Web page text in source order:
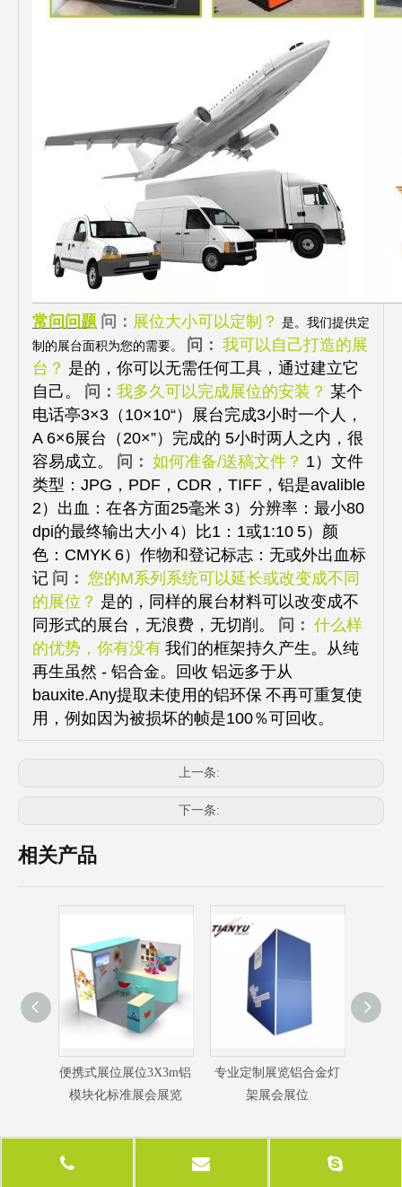
常问问题 问： 展位大小可以定制？ 是。我们提供定
制的展台面积为您的需要。
问： 我可以自己打造的展
台？ 是的，你可以无需任何工具，通过建立它
自己。
问： 我多久可以完成展位的安装？ 某个
电话亭3×3（10×10“）展台完成3小时一个人，
A 6×6展台（20×”）完成的 5小时两人之内，很
容易成立。
问： 如何准备/送稿文件？ 1）文件
类型：JPG，PDF，CDR，TIFF，铝是avalible
2）出血：在各方面25毫米 3）分辨率：最小80
dpi的最终输出大小 4）比1：1或1:10 5）颜
色：CMYK 6）作物和登记标志：无或外出血标
记 问： 您的M系列系统可以延长或改变成不同
的展位？ 是的，同样的展台材料可以改变成不
同形式的展台，无浪费，无切削。
问： 什么样
的优势，你有没有 我们的框架持久产生。从纯
再生虽然 - 铝合金。回收 铝远多于从
bauxite.Any提取未使用的铝环保 不再可重复使
用，例如因为被损坏的帧是100％可回收。
上一条:
下一条:
相关产品
专业定制展览铝合金灯
架展会展位
定制设计10X10展会展
示展台